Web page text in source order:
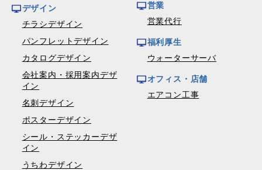
デザイン
チラシデザイン
パンフレットデザイン
カタログデザイン
会社案内・採用案内デザ
イン
名刺デザイン
ポスターデザイン
シール・ステッカーデザ
イン
うちわデザイン
営業
営業代行
福利厚生
ウォーターサーバ
オフィス・店舗
エアコン工事